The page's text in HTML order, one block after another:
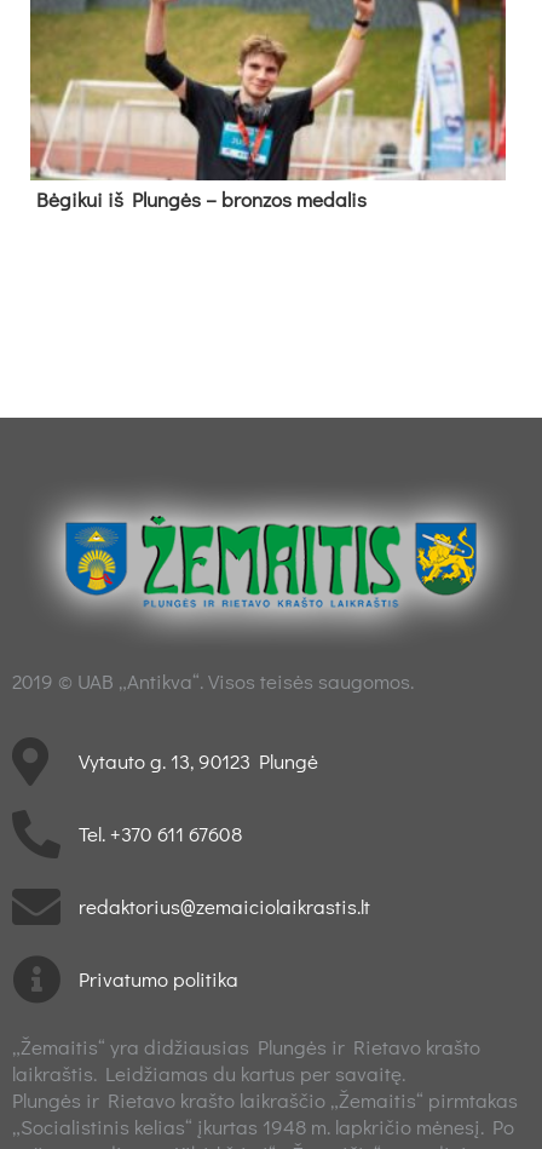
Bė­gi­kui iš Plun­gės – bron­zos me­da­lis
2019 © UAB „Antikva“. Visos teisės saugomos.
Vytauto g. 13, 90123 Plungė
Tel. +370 611 67608
redaktorius@zemaiciolaikrastis.lt
Privatumo politika
„Žemaitis“ yra didžiausias Plungės ir Rietavo krašto
laikraštis. Leidžiamas du kartus per savaitę.
Plungės ir Rietavo krašto laikraščio „Žemaitis“ pirmtakas
„Socialistinis kelias“ įkurtas 1948 m. lapkričio mėnesį. Po